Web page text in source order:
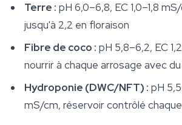
Terre : pH 6,0–6,8, EC 1,0–1,8
jusqu'à 2,2 en floraison
Fibre de coco : pH 5,8–6,2, EC
nourrir à chaque arrosage avec
Hydroponie (DWC/NFT) : pH
mS/cm, réservoir contrôlé